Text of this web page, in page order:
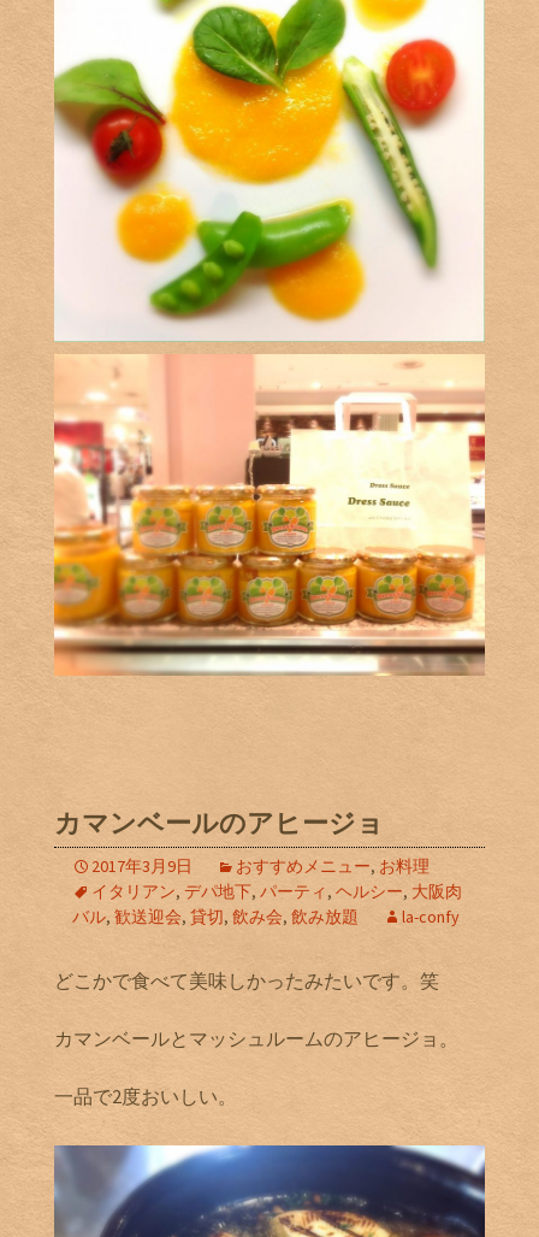
カマンベールのアヒージョ
2017年3月9日 おすすめメニュー, お料理
イタリアン, デパ地下, パーティ , ヘルシー, 大阪肉
バル, 歓送迎会, 貸切, 飲み会, 飲み放題 la-confy
どこかで食べて美味しかったみたいです。笑
カマンベールとマッシュルームのアヒージョ。
一品で2度おいしい。